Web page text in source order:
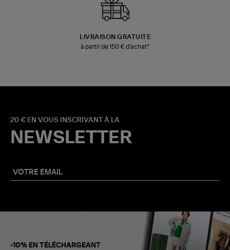
LIVRAISON GRATUITE
à partir de 150 € d'achat*
20 € EN VOUS INSCRIVANT À LA
NEWSLETTER
-10% EN TÉLÉCHARGEANT